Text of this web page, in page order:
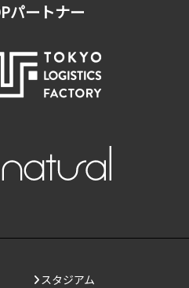
パートナー
スタジアム